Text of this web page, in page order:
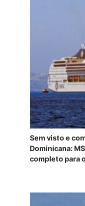
Sem visto e
Dominicana:
completo para